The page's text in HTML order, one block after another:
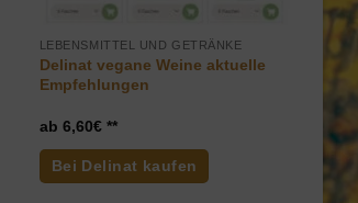
LEBENSMITTEL UND GETRÄNKE
Delinat vegane Weine aktuelle
Empfehlungen
6,60€
Bei Delinat kaufen